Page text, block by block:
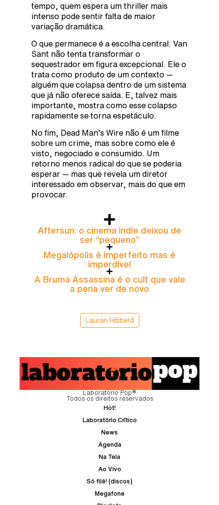
tempo, quem espera um thriller mais
intenso pode sentir falta de maior
variação dramática.
O que permanece é a escolha central: Van
Sant não tenta transformar o
sequestrador em figura excepcional. Ele o
trata como produto de um contexto —
alguém que colapsa dentro de um sistema
que já não oferece saída. E, talvez mais
importante, mostra como esse colapso
rapidamente se torna espetáculo.
No fim, Dead Man’s Wire não é um filme
sobre um crime, mas sobre como ele é
visto, negociado e consumido. Um
retorno menos radical do que se poderia
esperar — mas que revela um diretor
interessado em observar, mais do que em
provocar.
Aftersun: o cinema indie deixou de
ser “pequeno”
Megalópolis é imperfeito mas é
imperdível
A Bruma Assassina é o cult que vale
a pena ver de novo
Lauran Hibberd
Laboratório Pop®
Todos os direitos reservados
Hot!
Laboratório Crítico
News
Agenda
Na Tela
Ao Vivo
Só filé! (discos)
Megafone